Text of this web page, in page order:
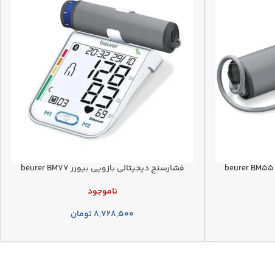
فشارسنج دیجیتالی بازویی بیورر beurer BM77
ناموجود
۸,۷۲۸,۵۰۰تومان